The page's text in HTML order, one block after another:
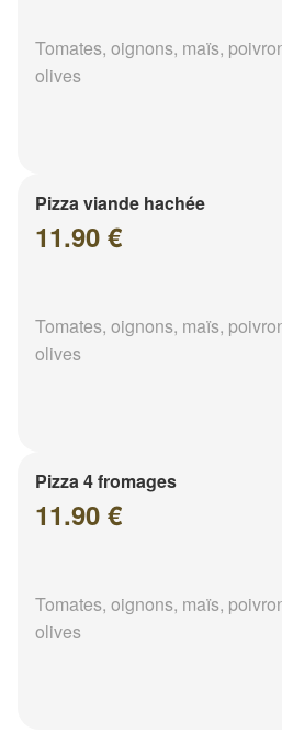
Tomates, oignons, maïs,
olives
Pizza viande hachée
11.90 €
Tomates, oignons, maïs,
olives
Pizza 4 fromages
11.90 €
Tomates, oignons, maïs,
olives